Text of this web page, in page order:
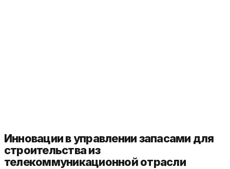
Инновации в управлении запасами для
строительства из
телекоммуникационной отрасли